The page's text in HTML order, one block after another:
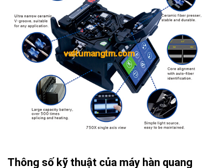
Thông số kỹ thuật của máy hàn quang